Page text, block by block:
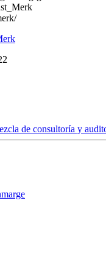
de consultoría y